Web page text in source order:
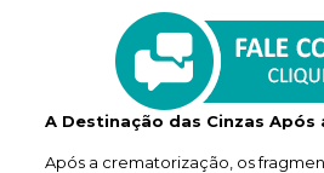
A Destinação das Cinzas Após
Após a crematorização, os